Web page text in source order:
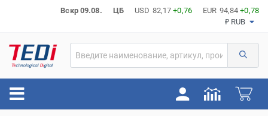
Вскр 09.08. ЦБ USD 82,17 +0,76 EUR 94,84 +0,78
₽ RUB